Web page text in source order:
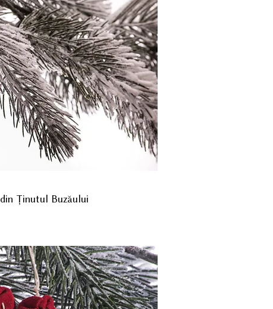
Ținutul Buzăului